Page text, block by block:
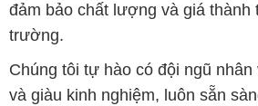
đảm bảo chất lượng và giá thành
trường.
Chúng tôi tự hào có đội ngũ
và giàu kinh nghiệm, luôn sẵn